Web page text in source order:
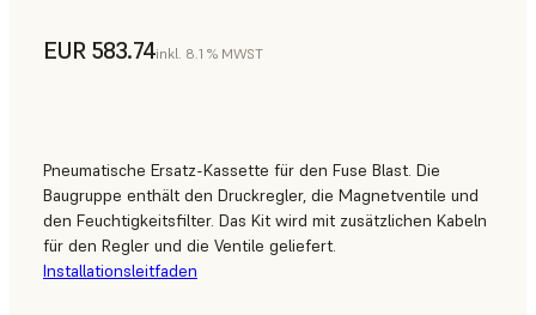
EUR 583.74inkl. 8.1 % MWST
Pneumatische Ersatz-Kassette für den Fuse Blast. Die
Baugruppe enthält den Druckregler, die Magnetventile und
den Feuchtigkeitsfilter. Das Kit wird mit zusätzlichen Kabeln
für den Regler und die Ventile geliefert.
Installationsleitfaden